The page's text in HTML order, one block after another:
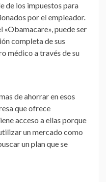
de los impuestos para
por el empleador.
«Obamacare», puede ser
completa de sus
médico a través de su
de ahorrar en esos
que ofrece
acceso a ellas porque
un mercado como
un plan que se